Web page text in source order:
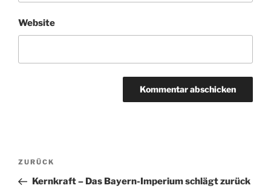
Website
Beitragsnavigation
Vorheriger
Beitrag
ZURÜCK
Kernkraft – Das Bayern-Imperium schlägt zurück